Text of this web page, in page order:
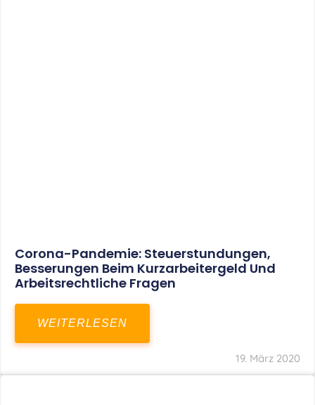
Corona-Pandemie: Steuerstundungen,
Besserungen Beim Kurzarbeitergeld Und
Arbeitsrechtliche Fragen
WEITERLESEN
19. März 2020